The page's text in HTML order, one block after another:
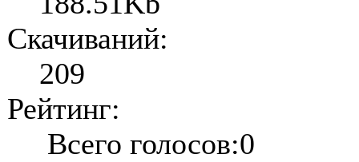
Скачиваний:
209
Рейтинг:
Всего голосов:0